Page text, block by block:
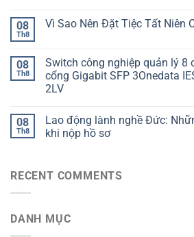
08
Th8
Vì Sao Nên Đặt Tiệc Tất Niên
08
Th8
Switch công nghiệp quản lý 8
cổng Gigabit SFP 3Onedata
2LV
08
Th8
Lao động lành nghề Đức:
khi nộp hồ sơ
RECENT COMMENTS
DANH MỤC